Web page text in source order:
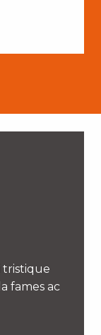
tristique
fames ac